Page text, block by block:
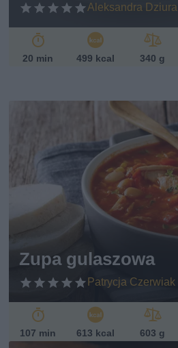
Aleksandra Dziura
20 min 499 kcal 340 g
Zupa gulaszowa
Patrycja Czerwiak
107 min 613 kcal 603 g